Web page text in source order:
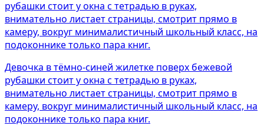
Девочка в тёмно-синей жилетке поверх бежевой
рубашки стоит у окна с тетрадью в руках,
внимательно листает страницы, смотрит прямо в
камеру, вокруг минималистичный школьный класс, на
подоконнике только пара книг.